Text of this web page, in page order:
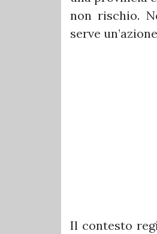
non rischio.
serve
Il contesto